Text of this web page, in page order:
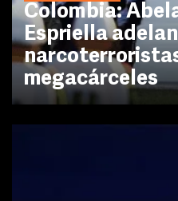
Colombia:
Espriella
megacárceles